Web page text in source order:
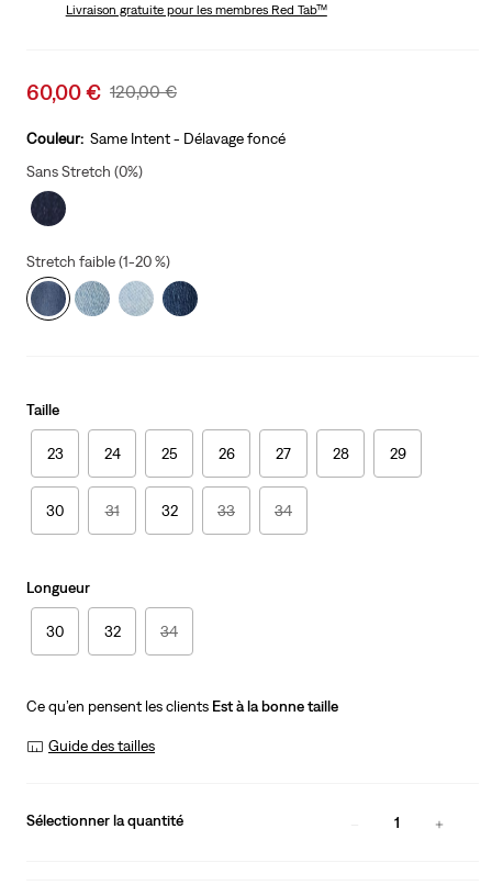
Livraison gratuitepour les membres Red Tab™
Sale
is
60,00 € Original
Was
120,00 €
Couleur: Same Intent - Délavage foncé
Sans Stretch (0%)
Stretch faible (1-20 %)
Taille
23 24 25 26 27 28 29
30 31 32 33 34
Longueur
30 32 34
Ce qu’en pensent les clients Est à la bonne taille
Guide des tailles
Sélectionner la quantité 1